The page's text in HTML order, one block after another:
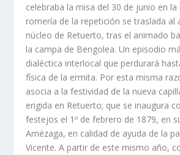
celebraba la misa del 30 de junio en la
romerí­a de la repetición se traslada al
núcleo de Retuerto, tras el animado
la campa de Bengolea. Un episodio
dialéctica interlocal que perdurará
fí­sica de la ermita. Por esta misma
asocia a la festividad de la nueva
erigida en Retuerto; que se inaugura
festejos el 1º de febrero de 1879, en
Amézaga, en calidad de ayuda de la
Vicente. A partir de este mismo año,